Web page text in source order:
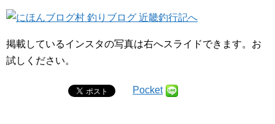
掲載しているインスタの写真は右へスライドできます。お
試しください。
Pocket